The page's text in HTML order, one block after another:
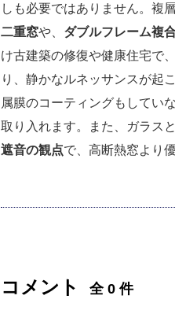
しも必要ではありません。複
二重窓や、 ダブルフレーム複
け古建築の修復や健康住宅で
り、静かなルネッサンスが起
属膜のコーティングもしていな
取り入れます。また、ガラス
遮音の観点で、高断熱窓より
コメント 全 0 件